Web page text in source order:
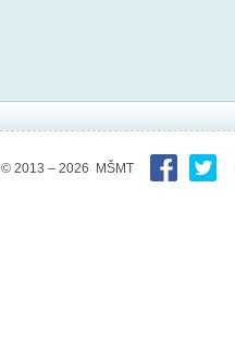
© 2013 – 2026 MŠMT